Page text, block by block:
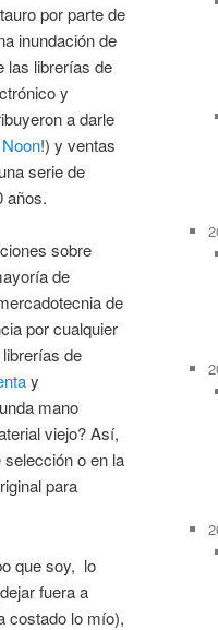
por parte de
inundación de
las librerías de
y
a darle
!) y ventas
serie de
años.
sobre
de
de
por cualquier
de
y
mano
viejo? Así,
o en la
para
que soy, lo
fuera a
costado lo mío),